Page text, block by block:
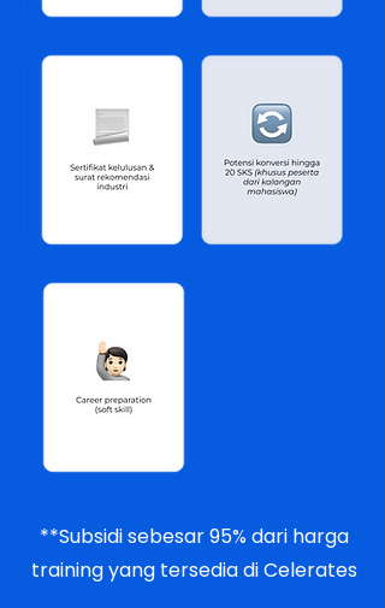
**Subsidi sebesar 95% dari harga
training yang tersedia di Celerates